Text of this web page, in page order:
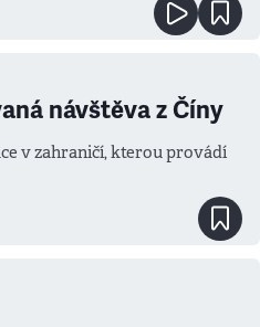
návštěva z Číny
v zahraničí, kterou provádí